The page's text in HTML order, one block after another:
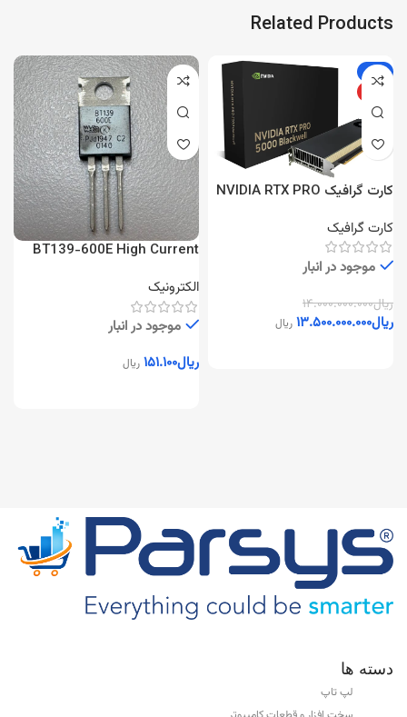
Related Products
کارت گرافیک NVIDIA RTX PRO
کارت گرافیک
موجود در انبار
ریال۱۴.۰۰۰.۰۰۰.۰۰۰
ریال۱۳.۵۰۰.۰۰۰.۰۰۰ ریال
BT139-600E High Current
الکترونیک
موجود در انبار
ریال۱۵۱.۱۰۰ ریال
دسته ها
لپ تاپ